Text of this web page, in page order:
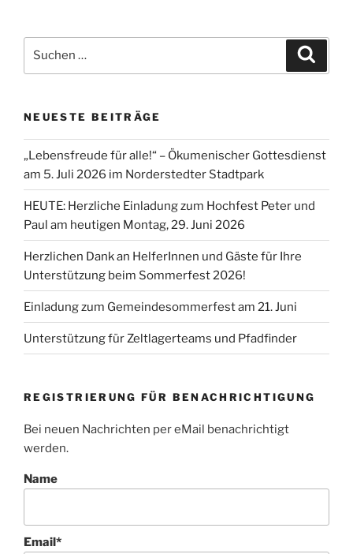
nach:
NEUESTE BEITRÄGE
„Lebensfreude für alle!“ – Ökumenischer Gottesdienst
am 5. Juli 2026 im Norderstedter Stadtpark
HEUTE: Herzliche Einladung zum Hochfest Peter und
Paul am heutigen Montag, 29. Juni 2026
Herzlichen Dank an HelferInnen und Gäste für Ihre
Unterstützung beim Sommerfest 2026!
Einladung zum Gemeindesommerfest am 21. Juni
Unterstützung für Zeltlagerteams und Pfadfinder
REGISTRIERUNG FÜR BENACHRICHTIGUNG
Bei neuen Nachrichten per eMail benachrichtigt
werden.
Name
Email*